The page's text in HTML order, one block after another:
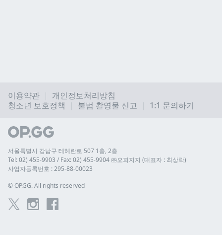
이용약관
개인정보처리방침
청소년 보호정책
불법 촬영물 신고 1:1 문의하기
서울특별시 강남구 테헤란로 507 1층, 2층
Tel: 02) 455-9903 / Fax: 02) 455-9904 ㈜오피지지 (대표자 : 최상락)
사업자등록번호 : 295-88-00023
© OP.GG. All rights reserved